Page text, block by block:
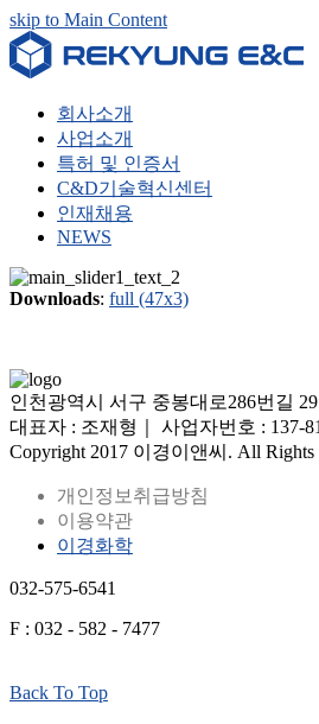
skip to Main Content
회사소개
사업소개
특허 및 인증서
C&D기술혁신센터
인재채용
NEWS
Downloads: full (47x3)
인천광역시 서구 중봉대로286번길
대표자 : 조재형｜ 사업자번호 : 137-
Copyright 2017 이경이앤씨. All Rights
개인정보취급방침
이용약관
이경화학
032-575-6541
F : 032 - 582 - 7477
Back To Top